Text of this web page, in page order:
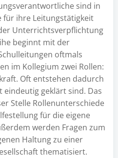
sind in
für ihre Leitungstätigkeit
Unterrichtsverpflichtung
beginnt mit der
oftmals
im Kollegium zwei Rollen:
Oft entstehen dadurch
eindeutig geklärt sind. Das
Stelle Rollenunterschiede
für die eigene
werden Fragen zum
Haltung zu einer
thematisiert.